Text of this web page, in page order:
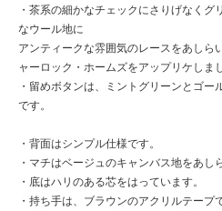
・茶系の細かなチェックにさりげなく
なウール地に
アンティークな雰囲気のレースをあしら
ャーロック・ホームズをアップリケしまし
・留めボタンは、ミントグリーンとゴ
です。
・背面はシンプル仕様です。
・マチはベージュのキャンバス地をあし
・底はハリのある芯をはっています。
・持ち手は、ブラウンのアクリルテープ